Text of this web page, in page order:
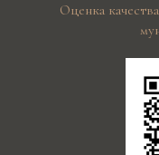
Оценка